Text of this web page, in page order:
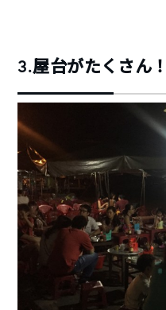
3.屋台がたくさん！